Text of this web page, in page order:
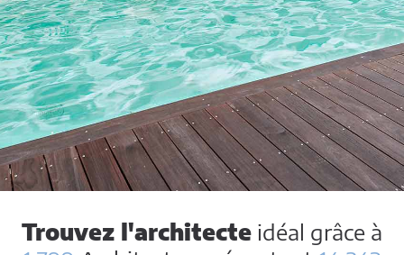
Trouvez l'architecte idéal grâce à